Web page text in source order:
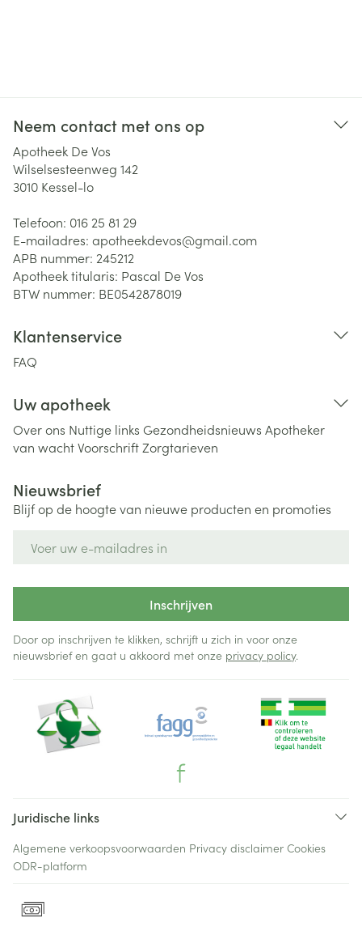
Neem contact met ons op
Apotheek De Vos
Wilselsesteenweg 142
3010 Kessel-lo
Telefoon: 016 25 81 29
E-mailadres: apotheekdevos@gmail.com
APB nummer: 245212
Apotheek titularis: Pascal De Vos
BTW nummer: BE0542878019
Klantenservice
FAQ
Uw apotheek
Over ons Nuttige links Gezondheidsnieuws Apotheker
van wachtVoorschriftZorgtarieven
Nieuwsbrief
Blijf op de hoogte van nieuwe producten en promoties
Inschrijven
Door op inschrijven te klikken, schrijft u zich in voor onze
nieuwsbrief en gaat u akkoord met onze privacy policy.
Juridische links
Algemene verkoopsvoorwaarden Privacy disclaimer Cookies
ODR-platform